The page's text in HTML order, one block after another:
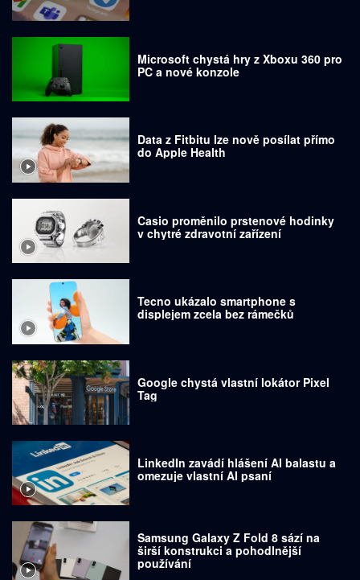
Microsoft chystá hry z Xboxu 360 pro
PC a nové konzole
Data z Fitbitu lze nově posílat přímo
do Apple Health
Casio proměnilo prstenové hodinky
v chytré zdravotní zařízení
Tecno ukázalo smartphone s
displejem zcela bez rámečků
Google chystá vlastní lokátor Pixel
Tag
LinkedIn zavádí hlášení AI balastu a
omezuje vlastní AI psaní
Samsung Galaxy Z Fold 8 sází na
širší konstrukci a pohodlnější
používání